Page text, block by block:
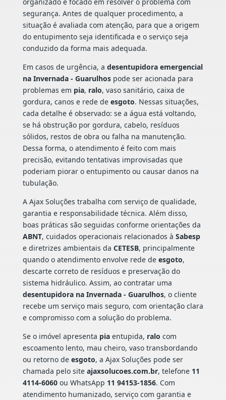
segurança. Antes de qualquer procedimento, a
situação é avaliada com atenção, para que a origem
do entupimento seja identificada e o serviço seja
conduzido da forma mais adequada.
Em casos de urgência, a desentupidora emergencial
na Invernada - Guarulhospode ser acionada para
problemas em pia, ralo, vaso sanitário, caixa de
gordura, canos e rede de esgoto. Nessas situações,
cada detalhe é observado: se a água está voltando,
se há obstrução por gordura, cabelo, resíduos
sólidos, restos de obra ou falha na manutenção.
Dessa forma, o atendimento é feito com mais
precisão, evitando tentativas improvisadas que
poderiam piorar o entupimento ou causar danos na
tubulação.
A Ajax Soluções trabalha com serviço de qualidade,
garantia e responsabilidade técnica. Além disso,
boas práticas são seguidas conforme orientações da
ABNT, cuidados operacionais relacionados à Sabesp
e diretrizes ambientais da CETESB, principalmente
quando o atendimento envolve rede de esgoto,
descarte correto de resíduos e preservação do
sistema hidráulico. Assim, ao contratar uma
desentupidora na Invernada - Guarulhos, o cliente
recebe um serviço mais seguro, com orientação clara
e compromisso com a solução do problema.
Se o imóvel apresenta piaentupida, ralo com
escoamento lento, mau cheiro, vaso transbordando
ou retorno de esgoto, a Ajax Soluções pode ser
chamada pelo site ajaxsolucoes.com.br, telefone 11
4114-6060ou WhatsApp 11 94153-1856. Com
atendimento humanizado, serviço com garantia e